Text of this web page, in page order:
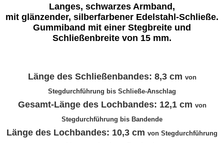
Langes, schwarzes Armband,
mit glänzender, silberfarbener Edelstahl-Schließe.
Gummiband mit einer Stegbreite und
Schließenbreite von 15 mm.
Länge des Schließenbandes: 8,3 cm von
Stegdurchführung bis Schließe-Anschlag
Gesamt-Länge des Lochbandes: 12,1 cm von
Stegdurchführung bis Bandende
Länge des Lochbandes: 10,3 cm von Stegdurchführung